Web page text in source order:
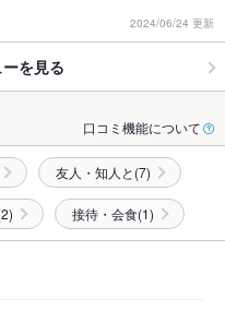
2024/06/24 更新
を見る
口コミ機能について
友人・知人と(7)
接待・会食(1)